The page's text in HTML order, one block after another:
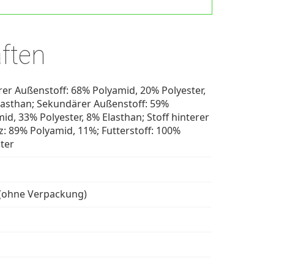
Außenstoff: 68% Polyamid, 20% Polyester,
Sekundärer Außenstoff: 59%
33% Polyester, 8% Elasthan; Stoff hinterer
89% Polyamid, 11%; Futterstoff: 100%
Verpackung)